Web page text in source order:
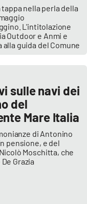
nella perla della
L'intitolazione
Outdoor e Anmi e
guida del Comune
sulle navi dei
del
Mare Italia
di Antonino
pensione, e del
Moschitta, che
Grazia